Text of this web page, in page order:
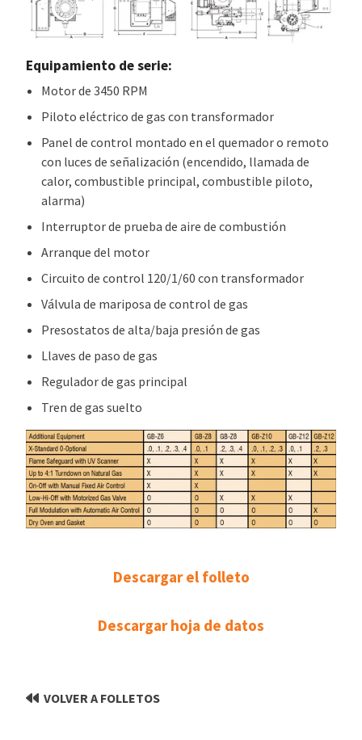
Equipamiento de serie:
Motor de 3450 RPM
Piloto eléctrico de gas con transformador
Panel de control montado en el quemador o remoto
con luces de señalización (encendido, llamada de
calor, combustible principal, combustible piloto,
alarma)
Interruptor de prueba de aire de combustión
Arranque del motor
Circuito de control 120/1/60 con transformador
Válvula de mariposa de control de gas
Presostatos de alta/baja presión de gas
Llaves de paso de gas
Regulador de gas principal
Tren de gas suelto
Descargar el folleto
Descargar hoja de datos
VOLVER A FOLLETOS